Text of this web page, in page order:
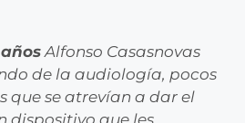
Alfonso Casasnovas
de la audiología, pocos
que se atrevían a dar el
dispositivo que les